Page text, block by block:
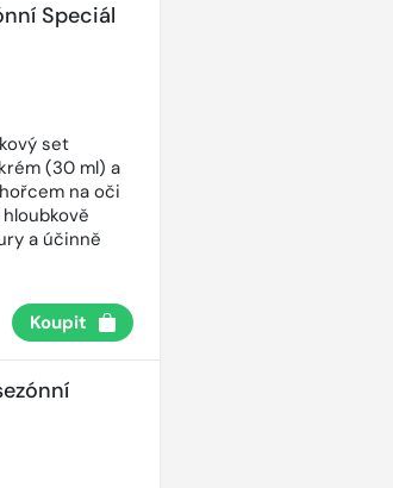
Speciál
set
(30 ml) a
na oči
a účinně
Koupit